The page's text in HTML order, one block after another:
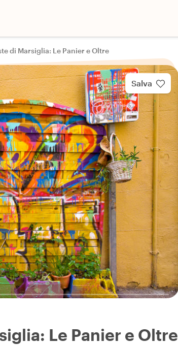
di Marsiglia: Le Panier e Oltre
Salva
Le Panier e Oltre